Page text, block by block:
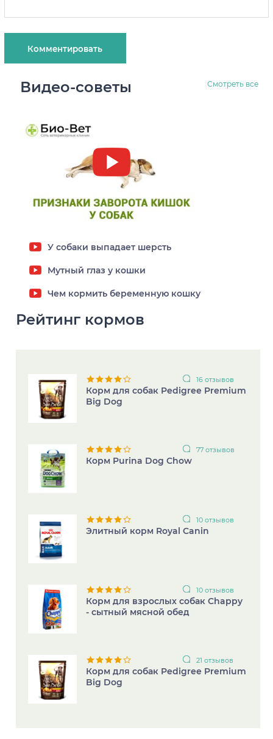
Видео-советы Смотреть все
У собаки выпадает шерсть
Мутный глаз у кошки
Чем кормить беременную кошку
Рейтинг кормов
16 отзывов
Корм для собак Pedigree Premium
Big Dog
77 отзывов
Корм Purina Dog Chow
10 отзывов
Элитный корм Royal Canin
10 отзывов
Корм для взрослых собак Chappy
- сытный мясной обед
21 отзывов
Корм для собак Pedigree Premium
Big Dog